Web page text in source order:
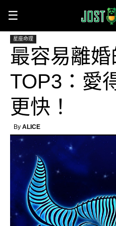
☰
星座命理
最容易離
TOP3：愛
更快！
By ALICE